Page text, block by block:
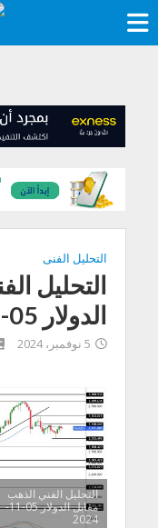
التحليل الفنى
التحليل
الدولار 05-11-2024
5 نوفمبر، 2024
التحليل الفني الذهب
مقابل الدولار 05-11-
2024